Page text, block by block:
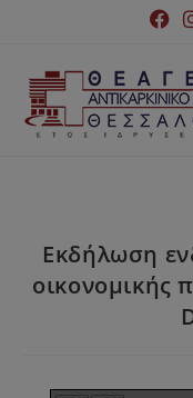
Εκδήλωση
οικονομικής